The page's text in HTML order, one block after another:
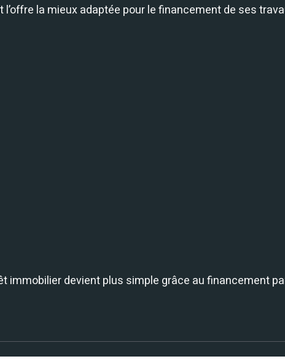
la mieux adaptée pour le financement de ses
immobilier devient plus simple grâce au financement